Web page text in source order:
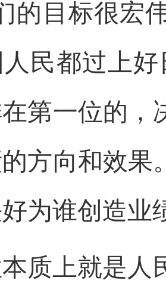
的目标很宏
民都过上
第一位的，
方向和效果
为谁创造业
质上就是人